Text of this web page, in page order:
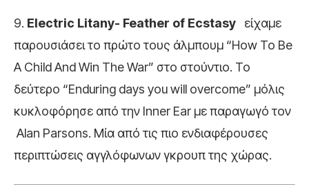
9. Electric Litany- Feather of Ecstasy είχαμε
παρουσιάσει το πρώτο τους άλμπουμ “How To Be
A Child And Win The War” στο στούντιο. Το
δεύτερο “Enduring days you will overcome” μόλις
κυκλοφόρησε από την Ιnner Ear με παραγωγό τον
Alan Parsons. Mία από τις πιο ενδιαφέρουσες
περιπτώσεις αγγλόφωνων γκρουπ της χώρας.